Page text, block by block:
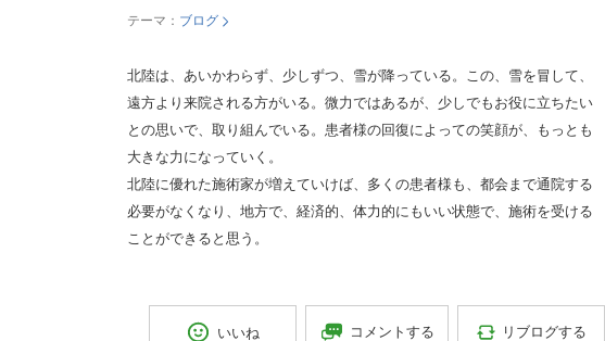
テーマ： ブログ
北陸は、あいかわらず、少しずつ、雪が降っている。この、雪を冒して、
遠方より来院される方がいる。微力ではあるが、少しでもお役に立ちたい
との思いで、取り組んでいる。患者様の回復によっての笑顔が、もっとも
大きな力になっていく。
北陸に優れた施術家が増えていけば、多くの患者様も、都会まで通院する
必要がなくなり、地方で、経済的、体力的にもいい状態で、施術を受ける
ことができると思う。
いいね コメントする リブログする